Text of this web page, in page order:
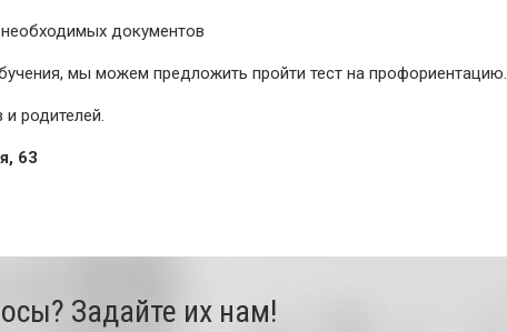
документов
мы можем предложить пройти тест на профориентацию.
родителей.
63
Задайте их нам!